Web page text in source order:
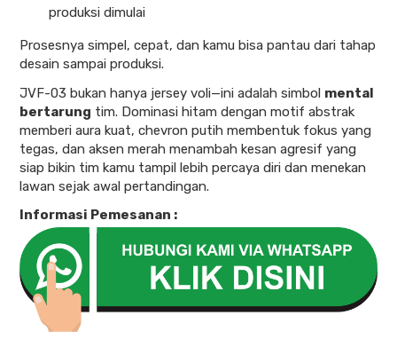
produksi dimulai
Prosesnya simpel, cepat, dan kamu bisa pantau dari tahap
desain sampai produksi.
JVF-03 bukan hanya jersey voli—ini adalah simbol mental
bertarung tim. Dominasi hitam dengan motif abstrak
memberi aura kuat, chevron putih membentuk fokus yang
tegas, dan aksen merah menambah kesan agresif yang
siap bikin tim kamu tampil lebih percaya diri dan menekan
lawan sejak awal pertandingan.
Informasi Pemesanan :